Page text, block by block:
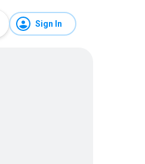
Sign In